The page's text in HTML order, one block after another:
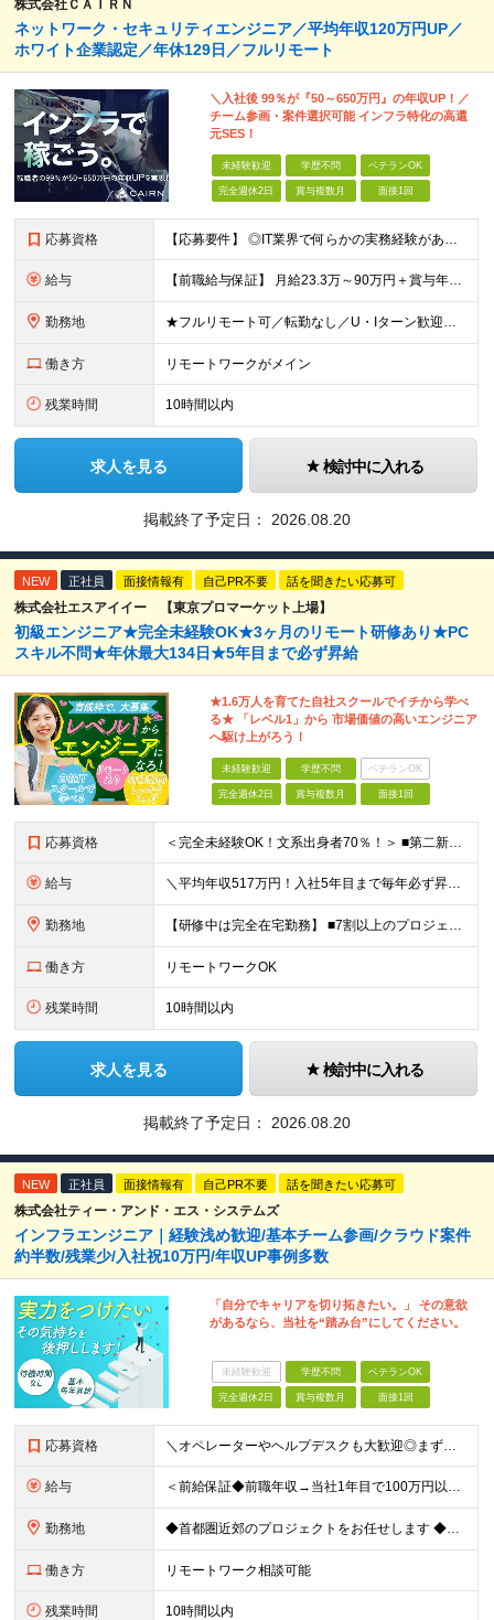
株式会社ＣＡＩＲＮ
ネットワーク・セキュリティエンジニア／平均年収120万円UP／
ホワイト企業認定／年休129日／フルリモート
＼入社後 99％が『50～650万円』の年収UP！／
チーム参画・案件選択可能 インフラ特化の高還
元SES！
未経験歓迎 学歴不問 ベテランOK
完全週休2日 賞与複数月 面接1回
応募資格 【応募要件】 ◎IT業界で何らかの実務経験がある方 └2～3ヶ月の実務経験のある方は歓迎します！ 例）PCキッティングやモバイル通信基地局の業務経験者など インフラエンジニアとしてご経験のある方は、
給与 【前職給与保証】 月給23.3万～90万円＋賞与年2回＋インセンティブ ★年収1000万円以上の実績あり！ ※上記月給には月20～30時間分（2万9,300円～21万7,900円）の固定残業代を含み
勤務地 ★フルリモート可／転勤なし／U・Iターン歓迎★ ◎勤務地は相談の上、ご自宅近くに調整します！ 【勤務地】 本社、または東京／埼玉／千葉／神奈川／愛知／仙台のクライアント先 ◎完全在宅（フルリモート）
働き方 リモートワークがメイン
残業時間 10時間以内
求人を見る 検討中に入れる
掲載終了予定日： 2026.08.20
NEW 正社員 面接情報有 自己PR不要 話を聞きたい応募可
株式会社エスアイイー 【東京プロマーケット上場】
初級エンジニア★完全未経験OK★3ヶ月のリモート研修あり★PC
スキル不問★年休最大134日★5年目まで必ず昇給
★1.6万人を育てた自社スクールでイチから学べ
る★ 「レベル1」から 市場価値の高いエンジニア
へ駆け上がろう！
未経験歓迎 学歴不問 ベテランOK
完全週休2日 賞与複数月 面接1回
応募資格 ＜完全未経験OK！文系出身者70％！＞ ■第二新卒歓迎 ■学歴・経歴不問・社会人未経験もOK ■20代を中心に活躍中◎ ★☆先輩たちの前職☆★ 元アパレルスタッフや塾講師、介護士、事務、営業など社員
給与 ＼平均年収517万円！入社5年目まで毎年必ず昇給／ ■賞与年3回 ■年収800万円以上も可 ■入社3年以上の平均年収469.2万円 月給23万2000円以上＋賞与年3回＋各種手当 ☆入社5年目まで最
勤務地 【研修中は完全在宅勤務】 ■7割以上のプロジェクトでリモートワークを導入 ■一都三県のプロジェクト先 ■転居を伴う転勤なし ＜プロジェクト先＞ 東京・神奈川・千葉・埼玉でのプロジェクト先にて勤務いた
働き方 リモートワークOK
残業時間 10時間以内
求人を見る 検討中に入れる
掲載終了予定日： 2026.08.20
NEW 正社員 面接情報有 自己PR不要 話を聞きたい応募可
株式会社ティー・アンド・エス・システムズ
インフラエンジニア｜経験浅め歓迎/基本チーム参画/クラウド案件
約半数/残業少/入社祝10万円/年収UP事例多数
「自分でキャリアを切り拓きたい。」 その意欲
があるなら、当社を“踏み台”にしてください。
未経験歓迎 学歴不問 ベテランOK
完全週休2日 賞与複数月 面接1回
応募資格 ＼オペレーターやヘルプデスクも大歓迎◎まずはご応募ください／ ◆学歴不問 ◆IT業界での勤務経験がある方（職種・年数不問） ┗例：オペレーター、ヘルプデスク、開発からインフラ領域へのシフト、スク
給与 ＜前給保証◆前職年収→当社1年目で100万円以上アップ実績あり◆基本的に全員毎年昇給＞ 月給45万円（固定残業代：30時間分/85,470円）※PM/PL/PMO経験2年以上 月給36万円（固定残業
勤務地 ◆首都圏近郊のプロジェクトをお任せします ◆転勤なし ◆自社オフィスで働ける案件もございます 【本社】 東京都中央区日本橋小伝馬町1-1 日本橋末広ビル6階 ※変更の範囲：上記を除く当社関連勤務地
働き方 リモートワーク相談可能
残業時間 10時間以内